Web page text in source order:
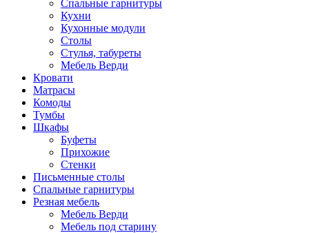
Спальные гарнитуры
Кухни
Кухонные модули
Столы
Стулья, табуреты
Мебель Верди
Кровати
Матрасы
Комоды
Тумбы
Шкафы
Буфеты
Прихожие
Стенки
Письменные столы
Спальные гарнитуры
Резная мебель
Мебель Верди
Мебель под старину